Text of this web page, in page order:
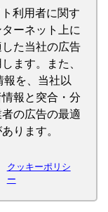
利用者に関す
ーネット上に
た当社の広告
ます。また、
報を、当社以
報と突合・分
の広告の最適
ります。
クッキーポリシ
ー